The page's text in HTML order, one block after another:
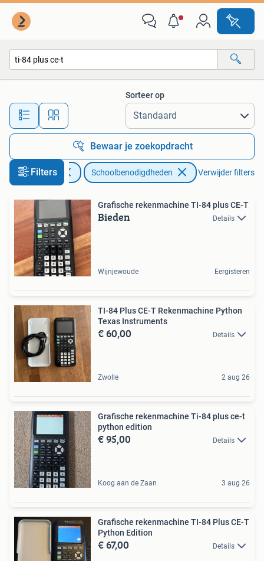
Alle afstanden…
Sorteer op
Bewaar je zoekopdracht
Filters
Diversen Schoolbenodigdheden Verwijder filters
Grafische rekenmachine TI-84 plus CE-T
Bieden Details
Wijnjewoude Eergisteren
TI-84 Plus CE-T Rekenmachine Python
Texas Instruments
€ 60,00 Details
Zwolle 2 aug 26
Grafische rekenmachine Ti-84 plus ce-t
python edition
€ 95,00 Details
Koog aan de Zaan 3 aug 26
Grafische rekenmachine TI-84 Plus CE-T
Python Edition
€ 67,00 Details